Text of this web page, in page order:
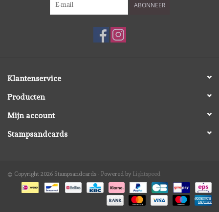
ABONNEER
Klantenservice
Producten
Mijn account
Stampsandcards
© Copyright 2026 Stampsandcards - Powered by Lightspeed